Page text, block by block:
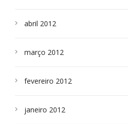
abril 2012
março 2012
fevereiro 2012
janeiro 2012